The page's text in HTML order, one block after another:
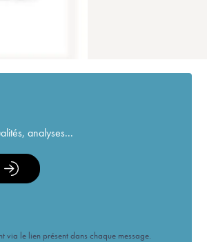
analyses...
le lien présent dans chaque message.